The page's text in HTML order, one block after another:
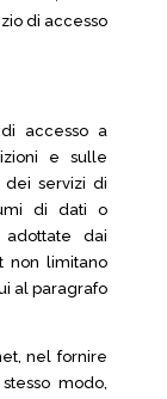
di accesso
accesso a
e sulle
servizi di
di dati o
dai
non limitano
al paragrafo
nel fornire
modo,